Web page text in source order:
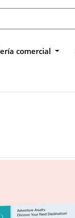
comercial